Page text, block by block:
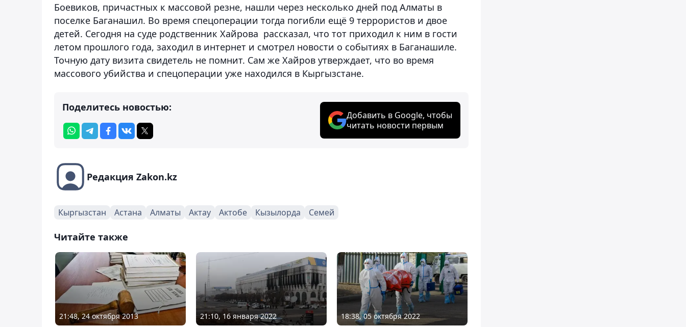
Боевиков, причастных к массовой резне, нашли через несколько дней под Алматы в
поселке Баганашил. Во время спецоперации тогда погибли ещё 9 террористов и двое
детей. Сегодня на суде родственник Хайрова рассказал, что тот приходил к ним в гости
летом прошлого года, заходил в интернет и смотрел новости о событиях в Баганашиле.
Точную дату визита свидетель не помнит. Сам же Хайров утверждает, что во время
массового убийства и спецоперации уже находился в Кыргызстане.
Поделитесь новостью:
Добавить в Google, чтобы
читать новости первым
Редакция Zakon.kz
Кыргызстан Астана Алматы Актау Актобе Кызылорда Семей
Читайте также
21:48, 24 октября 2013 21:10, 16 января 2022 18:38, 05 октября 2022